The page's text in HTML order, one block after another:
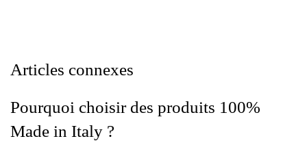
Articles connexes
Pourquoi choisir des produits 100%
Made in Italy ?